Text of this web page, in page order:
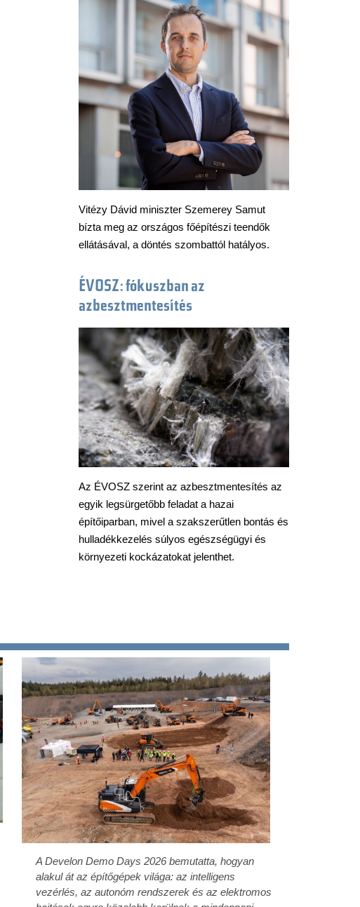
Vitézy Dávid miniszter Szemerey Samut
bízta meg az országos főépítészi teendők
ellátásával, a döntés szombattól hatályos.
ÉVOSZ: fókuszban az
azbesztmentesítés
Az ÉVOSZ szerint az azbesztmentesítés az
egyik legsürgetőbb feladat a hazai
építőiparban, mivel a szakszerűtlen bontás és
hulladékkezelés súlyos egészségügyi és
környezeti kockázatokat jelenthet.
A Develon Demo Days 2026 bemutatta, hogyan
alakul át az építőgépek világa: az intelligens
vezérlés, az autonóm rendszerek és az elektromos